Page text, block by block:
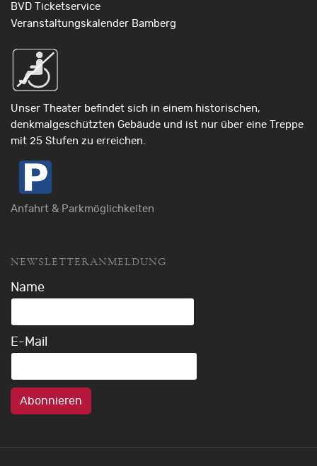
BVD Ticketservice
Veranstaltungskalender Bamberg
Unser Theater befindet sich in einem historischen,
denkmalgeschützten Gebäude und ist nur über eine Treppe
mit 25 Stufen zu erreichen.
Anfahrt & Parkmöglichkeiten
NEWSLETTERANMELDUNG
Name
E-Mail
Abonnieren